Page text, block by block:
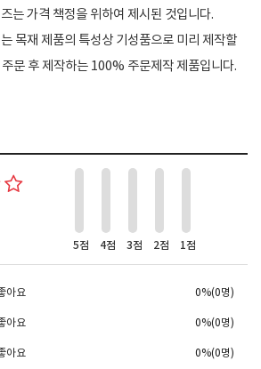
는 가격 책정을 위하여 제시된 것입니다.
목재 제품의 특성상 기성품으로 미리 제작할
문 후 제작하는 100% 주문제작 제품입니다.
5점 4점 3점 2점 1점
아요 0%(0명)
아요 0%(0명)
아요 0%(0명)